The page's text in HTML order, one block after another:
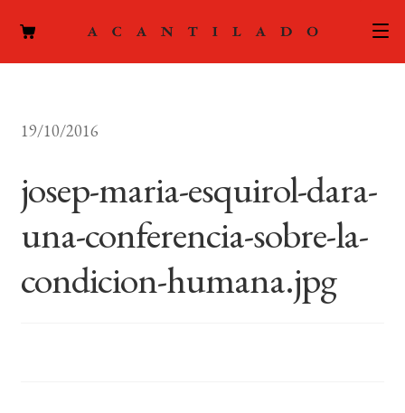
menú
ACTUALIDAD
menú
PODCAST
LA EDITORIAL
19/10/2016
josep-maria-esquirol-dara-
una-conferencia-sobre-la-
condicion-humana.jpg